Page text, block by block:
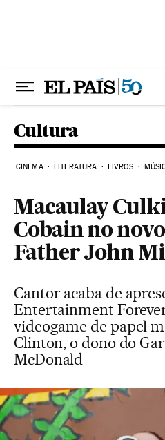
Cultura
CINEMA LITERATURA LIVROS
Macaulay
Cobain no
Father John
Cantor acaba de
Entertainment
videogame de papel
Clinton, o dono do
McDonald